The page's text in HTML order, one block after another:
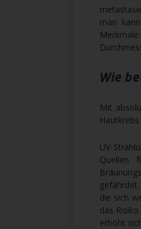
man
Wie
Mit
UV-
Quellen
die sich
das
erhöht